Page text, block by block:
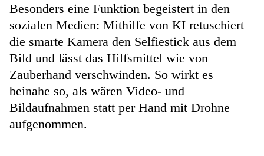
Besonders eine Funktion begeistert in den
sozialen Medien: Mithilfe von KI retuschiert
die smarte Kamera den Selfiestick aus dem
Bild und lässt das Hilfsmittel wie von
Zauberhand verschwinden. So wirkt es
beinahe so, als wären Video- und
Bildaufnahmen statt per Hand mit Drohne
aufgenommen.